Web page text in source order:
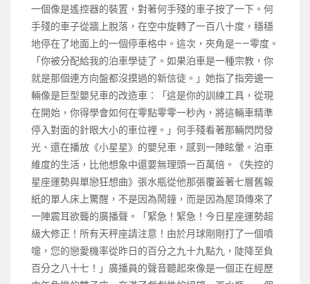
一個像是遙控器的裝置，對著何手殘的車子按了一下。何
手殘的車子從牆上脫落，在空中旋轉了一百八十度，穩穩
地停在了地面上的一個停車格中。這次，夾角是——零度。
「你被分配給我的泊車學徒了。如果泊車是一種宗教，你
就是那個連方向盤都沒摸過的新信徒。」她指了指旁邊一
輛像是巨型嬰兒車的改造車：「這是你的訓練工具，從現
在開始，你得學會如何在零點零零一秒內，將這輛車精準
停入對面的針眼大小的車位裡。」何手殘看著那輛閃閃發
光、還在播放《小星星》的嬰兒車，感到一陣眩暈。泊車
維度的生活，比他想象中還要無理頭一百萬倍。《失控的
星座運勢與單戀狂想曲》張水瓶從他那張覆蓋著七層舊報
紙的單人床上驚醒，不是因為鬧鐘，而是因為屋頂傳來了
一陣震耳欲聾的廣播聲。「緊急！緊急！今日星座運勢超
級大修正！所有天秤座請注意！由於月球剛剛打了一個噴
嚏，您的戀愛機率從昨日的百分之九十九點九，陡降至負
百分之八十七！」廣播員的聲音聽起來像是一個正在經歷